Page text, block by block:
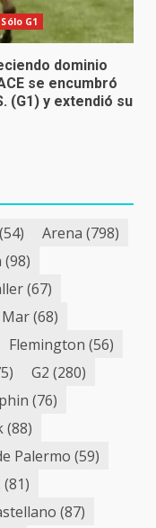
Sólo G1
dominio
se encumbró
(G1) y extendió su
(54) Arena (798)
(98)
(67)
(68)
Flemington (56)
G2 (280)
(76)
(88)
Palermo (59)
(81)
(87)